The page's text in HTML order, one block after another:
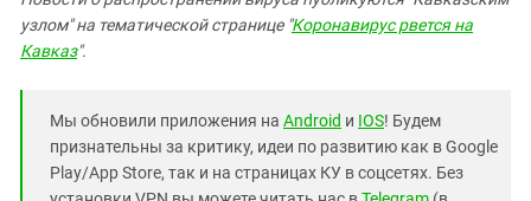
узлом" на тематической странице "Коронавирус рвется на
Кавказ".
Мы обновили приложения на Android и IOS! Будем
признательны за критику, идеи по развитию как в Google
Play/App Store, так и на страницах КУ в соцсетях. Без